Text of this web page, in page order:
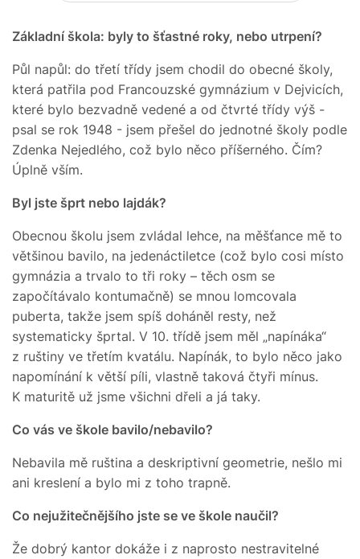
Základní škola: byly to šťastné roky, nebo utrpení?
Půl napůl: do třetí třídy jsem chodil do obecné školy,
která patřila pod Francouzské gymnázium v Dejvicích,
které bylo bezvadně vedené a od čtvrté třídy výš -
psal se rok 1948 - jsem přešel do jednotné školy podle
Zdenka Nejedlého, což bylo něco příšerného. Čím?
Úplně vším.
Byl jste šprt nebo lajdák?
Obecnou školu jsem zvládal lehce, na měšťance mě to
většinou bavilo, na jedenáctiletce (což bylo cosi místo
gymnázia a trvalo to tři roky – těch osm se
započítávalo kontumačně) se mnou lomcovala
puberta, takže jsem spíš doháněl resty, než
systematicky šprtal. V 10. třídě jsem měl „napínáka“
z ruštiny ve třetím kvatálu. Napínák, to bylo něco jako
napomínání k větší píli, vlastně taková čtyři mínus.
K maturitě už jsme všichni dřeli a já taky.
Co vás ve škole bavilo/nebavilo?
Nebavila mě ruština a deskriptivní geometrie, nešlo mi
ani kreslení a bylo mi z toho trapně.
Co nejužitečnějšího jste se ve škole naučil?
Že dobrý kantor dokáže i z naprosto nestravitelné